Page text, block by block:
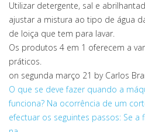
Utilizar detergente, sal e
ajustar a mistura ao tipo de água
de loiça que tem para lavar.
Os produtos 4 em 1 oferecem a
práticos.
on segunda março 21 by Carlos
O que se deve fazer quando a
funciona? Na ocorrência de um
efectuar os seguintes passos: Se